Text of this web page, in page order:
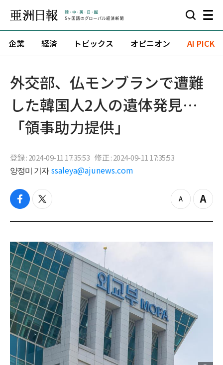
企業 経済 トピックス オピニオン AI PICK
外交部、仏モンブランで遭難
した韓国人2人の遺体発見…
「領事助力提供」
登録 : 2024-09-11 17:35:53 修正 : 2024-09-11 17:35:53
양정미 기자 ssaleya@ajunews.com
f
c
b
o
k
t
i
t
e
r
z
o
o
Z
o
i